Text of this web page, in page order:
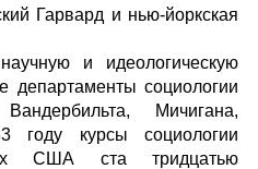
Гарвард и нью-йоркская
и идеологическую
социологии
Мичигана,
году курсы социологии
США ста тридцатью